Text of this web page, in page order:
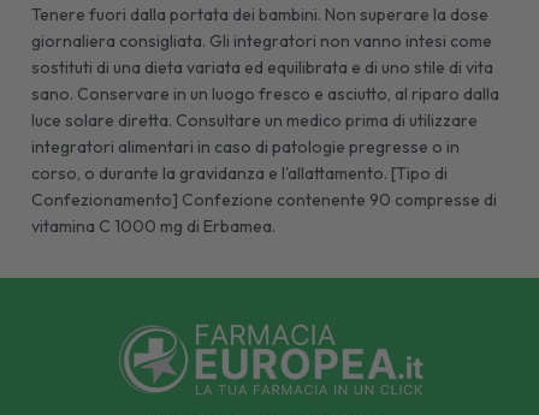
Tenere fuori dalla portata dei bambini. Non superare la dose
giornaliera consigliata. Gli integratori non vanno intesi come
sostituti di una dieta variata ed equilibrata e di uno stile di vita
sano. Conservare in un luogo fresco e asciutto, al riparo dalla
luce solare diretta. Consultare un medico prima di utilizzare
integratori alimentari in caso di patologie pregresse o in
corso, o durante la gravidanza e l'allattamento. [Tipo di
Confezionamento] Confezione contenente 90 compresse di
vitamina C 1000 mg di Erbamea.